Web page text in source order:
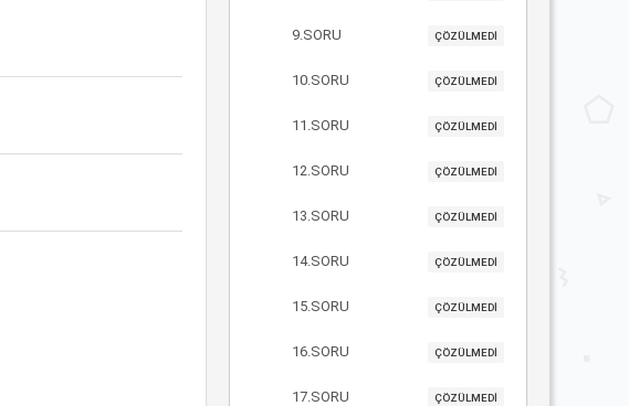
9.SORU ÇÖZÜLMEDİ
10.SORU ÇÖZÜLMEDİ
11.SORU ÇÖZÜLMEDİ
12.SORU ÇÖZÜLMEDİ
13.SORU ÇÖZÜLMEDİ
14.SORU ÇÖZÜLMEDİ
15.SORU ÇÖZÜLMEDİ
16.SORU ÇÖZÜLMEDİ
17.SORU ÇÖZÜLMEDİ